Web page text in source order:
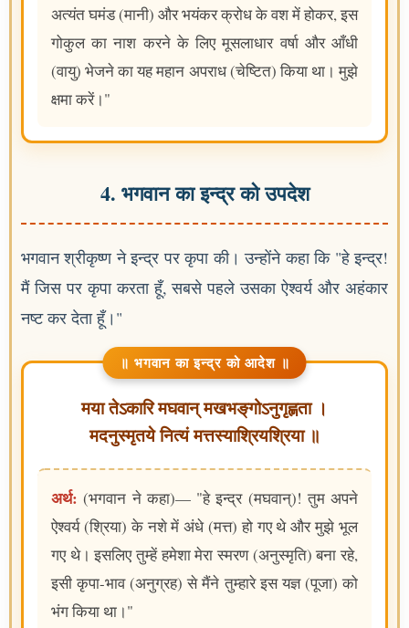
अत्यंत घमंड (मानी) और भयंकर क्रोध के वश में होकर, इस
गोकुल का नाश करने के लिए मूसलाधार वर्षा और आँधी
(वायु) भेजने का यह महान अपराध (चेष्टित) किया था। मुझे
क्षमा करें।"
4. भगवान का इन्द्र को उपदेश
भगवान श्रीकृष्ण ने इन्द्र पर कृपा की। उन्होंने कहा कि "हे इन्द्र!
मैं जिस पर कृपा करता हूँ, सबसे पहले उसका ऐश्वर्य और अहंकार
नष्ट कर देता हूँ।"
॥ भगवान का इन्द्र को आदेश ॥
मया तेऽकारि मघवान् मखभङ्‌गोऽनुगृह्णता ।
मदनुस्मृतये नित्यं मत्तस्याश्रियश्रिया ॥
अर्थ: (भगवान ने कहा)— "हे इन्द्र (मघवान्)! तुम अपने
ऐश्वर्य (श्रिया) के नशे में अंधे (मत्त) हो गए थे और मुझे भूल
गए थे। इसलिए तुम्हें हमेशा मेरा स्मरण (अनुस्मृति) बना रहे,
इसी कृपा-भाव (अनुग्रह) से मैंने तुम्हारे इस यज्ञ (पूजा) को
भंग किया था।"